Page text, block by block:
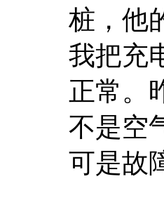
桩，他
我把充
正常。
不是空
可是故